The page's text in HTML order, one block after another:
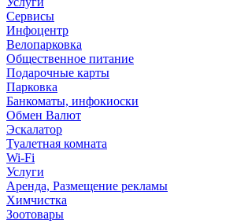
Сервисы
Инфоцентр
Велопарковка
Общественное питание
Подарочные карты
Парковка
Банкоматы, инфокиоски
Обмен Валют
Эскалатор
Туалетная комната
Wi-Fi
Услуги
Аренда, Размещение рекламы
Химчистка
Зоотовары